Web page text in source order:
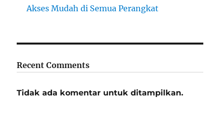
Akses Mudah di Semua Perangkat
Recent Comments
Tidak ada komentar untuk ditampilkan.